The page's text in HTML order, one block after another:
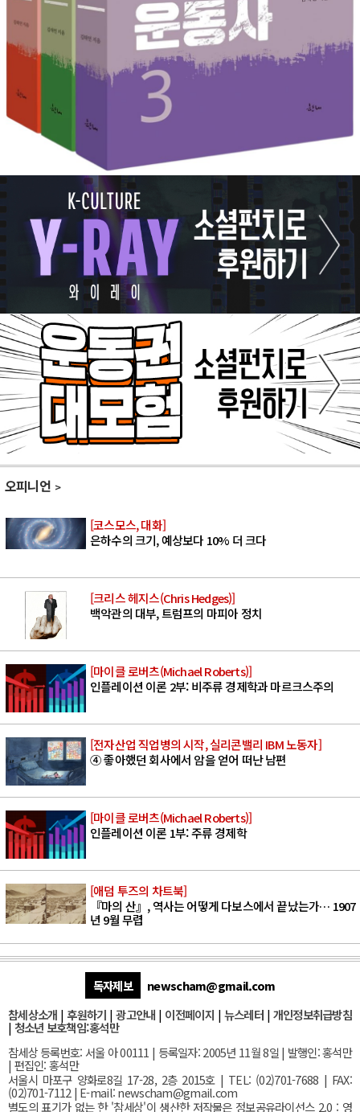
오피니언
[코스모스, 대화]
은하수의 크기, 예상보다 10% 더 크다
[크리스 헤지스(Chris Hedges)]
백악관의 대부, 트럼프의 마피아 정치
[마이클 로버츠(Michael Roberts)]
인플레이션 이론 2부: 비주류 경제학과 마르크스주의
[전자산업 직업병의 시작, 실리콘밸리 IBM 노동자]
④ 좋아했던 회사에서 암을 얻어 떠난 남편
[마이클 로버츠(Michael Roberts)]
인플레이션 이론 1부: 주류 경제학
[애덤 투즈의 차트북]
『마의 산』, 역사는 어떻게 다보스에서 끝났는가… 1907
년 9월 무렵
독자제보
newscham@gmail.com
참세상소개 | 후원하기 |광고안내 | 이전페이지 | 뉴스레터| 개인정보취급방침
| 청소년 보호책임:홍석만
참세상 등록번호: 서울 아 00111 | 등록일자: 2005년 11월 8일 | 발행인: 홍석만
| 편집인: 홍석만
서울시 마포구 양화로8길 17-28, 2층 2015호| TEL: (02)701-7688 | FAX:
(02)701-7112 | E-mail:newscham@gmail.com
별도의 표기가 없는 한 '참세상'이 생산한 저작물은 정보공유라이선스 2.0 : 영